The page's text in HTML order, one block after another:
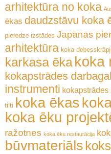
arhitektūra no koka
ēkas daudzstāvu koka
pieredze izstādes Japānas
arhitektūra koka debesskrāpji
karkasa ēka koka
kokapstrādes
instrumenti kokapstrādes
tilti koka ēkas
koka ēku
ražotnes koka ēku restaurācija
būvmateriāls